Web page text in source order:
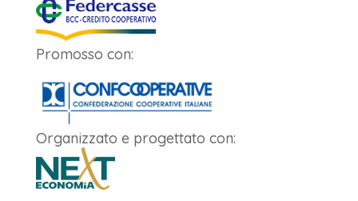
Promosso con:
Organizzato e progettato con: